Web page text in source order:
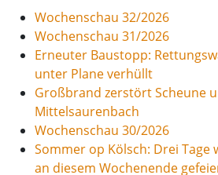
Wochenschau 32/2026
Wochenschau 31/2026
Erneuter Baustopp:
unter Plane verhüllt
Großbrand zerstört Scheune
Mittelsaurenbach
Wochenschau 30/2026
Sommer op Kölsch: Drei Tage
an diesem Wochenende